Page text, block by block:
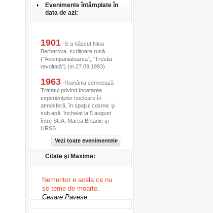
Evenimente întâmplate în
data de azi:
1901-S-a născut Nina
Berberova, scriitoare rusă
("Acompaniatoarea", "Trestia
revoltată") (m.27.09.1993).
1963-România semnează
Tratatul privind încetarea
experienţelor nucleare în
atmosferă, în spaţiul cosmic şi
sub apă, încheiat la 5 august
între SUA, Marea Britanie şi
URSS.
Vezi toate evenimentele
Citate şi Maxime:
Nemuritor e acela ce nu
se teme de moarte.
Cesare Pavese